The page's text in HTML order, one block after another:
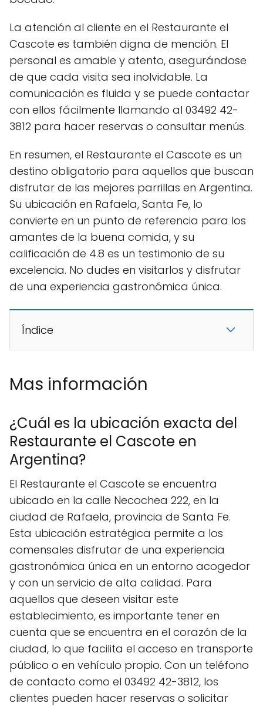
La atención al cliente en el Restaurante el
Cascote es también digna de mención. El
personal es amable y atento, asegurándose
de que cada visita sea inolvidable. La
comunicación es fluida y se puede contactar
con ellos fácilmente llamando al 03492 42-
3812 para hacer reservas o consultar menús.
En resumen, el Restaurante el Cascote es un
destino obligatorio para aquellos que buscan
disfrutar de las mejores parrillas en Argentina.
Su ubicación en Rafaela, Santa Fe, lo
convierte en un punto de referencia para los
amantes de la buena comida, y su
calificación de 4.8 es un testimonio de su
excelencia. No dudes en visitarlos y disfrutar
de una experiencia gastronómica única.
Índice
Mas información
¿Cuál es la ubicación exacta del
Restaurante el Cascote en
Argentina?
El Restaurante el Cascote se encuentra
ubicado en la calle Necochea 222, en la
ciudad de Rafaela, provincia de Santa Fe.
Esta ubicación estratégica permite a los
comensales disfrutar de una experiencia
gastronómica única en un entorno acogedor
y con un servicio de alta calidad. Para
aquellos que deseen visitar este
establecimiento, es importante tener en
cuenta que se encuentra en el corazón de la
ciudad, lo que facilita el acceso en transporte
público o en vehículo propio. Con un teléfono
de contacto como el 03492 42-3812, los
clientes pueden hacer reservas o solicitar